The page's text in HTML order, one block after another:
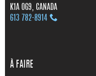
K1A 0G9, CANADA
613 782‑8914
À FAIRE